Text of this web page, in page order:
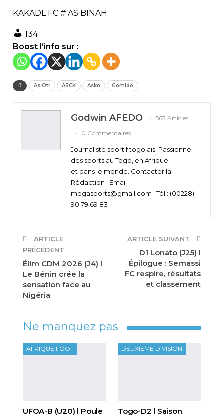
KAKADL FC # AS BINAH
134
Boost l’info sur :
As Otr ASCK Asko Gomido
Godwin AFEDO
563 Articles
0 Commentaires
Journaliste sportif togolais. Passionné
des sports au Togo, en Afrique
et dans le monde. Contacter la
Rédaction | Email :
megasports@gmail.com | Tél : (00228)
90 79 69 83
ARTICLE
PRÉCÉDENT
Élim CDM 2026 (J4) l
Le Bénin crée la
sensation face au
Nigéria
ARTICLE SUIVANT
D1 Lonato (J25) l
Épilogue : Semassi
FC respire, résultats
et classement
Ne manquez pas
AFRIQUE FOOT
UFOA-B (U20) l Poule
DEUXIEME DIVISION
Togo-D2 l Saison